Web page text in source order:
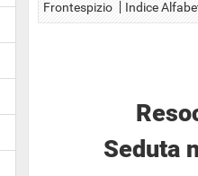
Frontespizio Indice
Seduta